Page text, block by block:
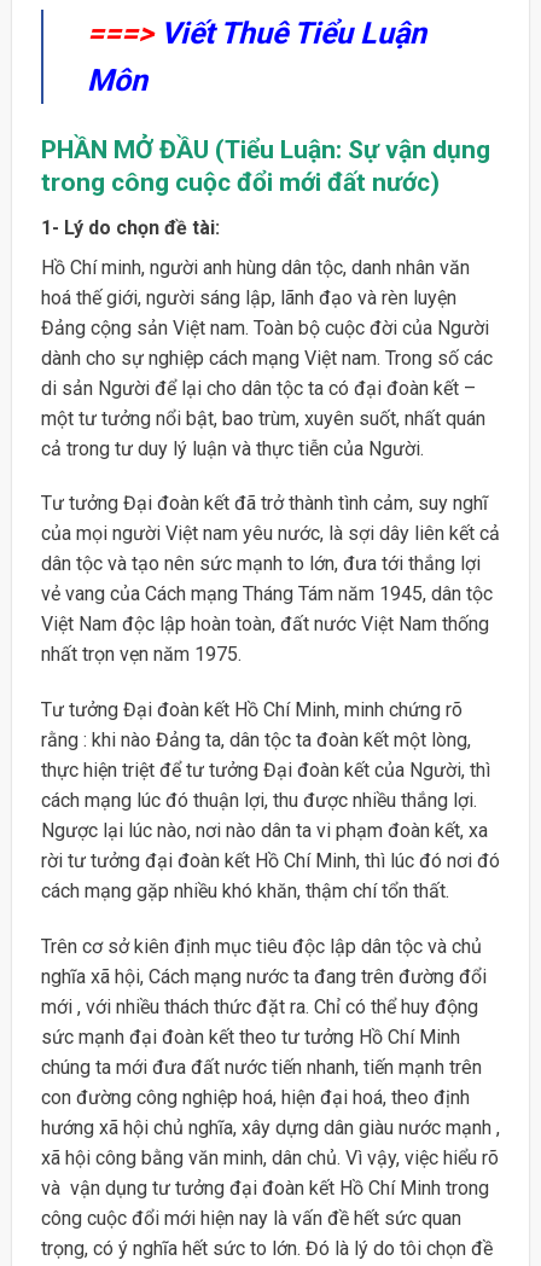
===> Viết Thuê Tiểu Luận
Môn
PHẦN MỞ ĐẦU (Tiểu Luận: Sự vận dụng
trong công cuộc đổi mới đất nước)
1- Lý do chọn đề tài:
Hồ Chí minh, người anh hùng dân tộc, danh nhân văn
hoá thế giới, người sáng lập, lãnh đạo và rèn luyện
Đảng cộng sản Việt nam. Toàn bộ cuộc đời của Người
dành cho sự nghiệp cách mạng Việt nam. Trong số các
di sản Người để lại cho dân tộc ta có đại đoàn kết –
một tư tưởng nổi bật, bao trùm, xuyên suốt, nhất quán
cả trong tư duy lý luận và thực tiễn của Người.
Tư tưởng Đại đoàn kết đã trở thành tình cảm, suy nghĩ
của mọi người Việt nam yêu nước, là sợi dây liên kết cả
dân tộc và tạo nên sức mạnh to lớn, đưa tới thắng lợi
vẻ vang của Cách mạng Tháng Tám năm 1945, dân tộc
Việt Nam độc lập hoàn toàn, đất nước Việt Nam thống
nhất trọn vẹn năm 1975.
Tư tưởng Đại đoàn kết Hồ Chí Minh, minh chứng rõ
rằng : khi nào Đảng ta, dân tộc ta đoàn kết một lòng,
thực hiện triệt để tư tưởng Đại đoàn kết của Người, thì
cách mạng lúc đó thuận lợi, thu được nhiều thắng lợi.
Ngược lại lúc nào, nơi nào dân ta vi phạm đoàn kết, xa
rời tư tưởng đại đoàn kết Hồ Chí Minh, thì lúc đó nơi đó
cách mạng gặp nhiều khó khăn, thậm chí tổn thất.
Trên cơ sở kiên định mục tiêu độc lập dân tộc và chủ
nghĩa xã hội, Cách mạng nước ta đang trên đường đổi
mới , với nhiều thách thức đặt ra. Chỉ có thể huy động
sức mạnh đại đoàn kết theo tư tưởng Hồ Chí Minh
chúng ta mới đưa đất nước tiến nhanh, tiến mạnh trên
con đường công nghiệp hoá, hiện đại hoá, theo định
hướng xã hội chủ nghĩa, xây dựng dân giàu nước mạnh ,
xã hội công bằng văn minh, dân chủ. Vì vậy, việc hiểu rõ
và vận dụng tư tưởng đại đoàn kết Hồ Chí Minh trong
công cuộc đổi mới hiện nay là vấn đề hết sức quan
trọng, có ý nghĩa hết sức to lớn. Đó là lý do tôi chọn đề